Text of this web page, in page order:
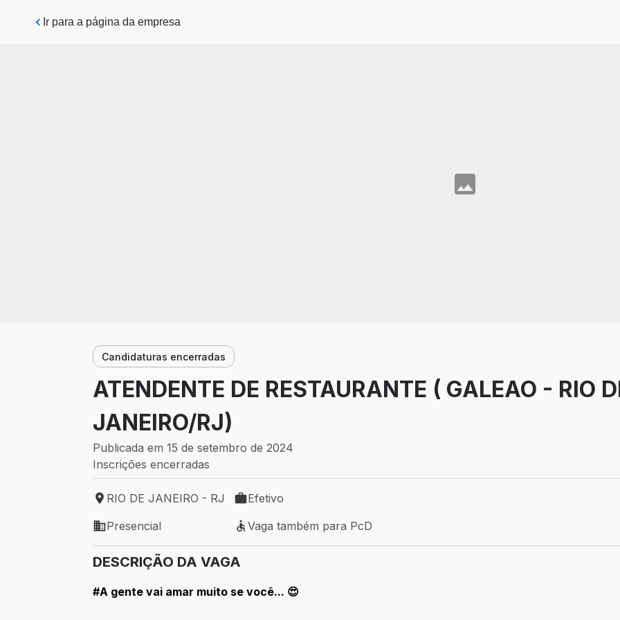
Pular para o conteúdo principal
Ir para a página da empresa
Candidaturas encerradas
ATENDENTE DE RESTAURANTE ( GALEAO - RIO
JANEIRO/RJ)
Publicada em 15 de setembro de 2024
Inscrições encerradas
Local de trabalho: RIO DE JANEIRO - RJ
RIO DE JANEIRO - RJ
Tipo de vaga: Efetivo
Efetivo
Modelo de trabalho: Presencial
Presencial
Vaga também para PcD
Vaga também para PcD
DESCRIÇÃO DA VAGA
#A gente vai amar muito se você... 😍